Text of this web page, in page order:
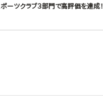
ーツクラブ３部門で高評価を達成！